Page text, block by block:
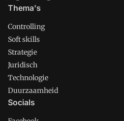
Thema's
Controlling
Soft skills
Strategie
Juridisch
Technologie
Duurzaamheid
Socials